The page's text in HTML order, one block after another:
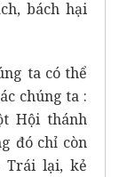
bách hại
ta có thể
chúng ta :
Hội thánh
đó chỉ còn
Trái lại, kẻ